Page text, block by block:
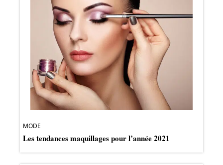
MODE
Les tendances maquillages pour l’année 2021